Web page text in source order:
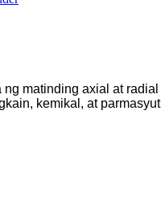
matinding axial at
kemikal, at